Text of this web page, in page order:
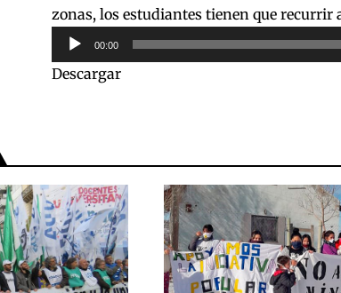
zonas, los estudiantes tienen que recurrir
Reproductor
de
audio
00:00
Descargar